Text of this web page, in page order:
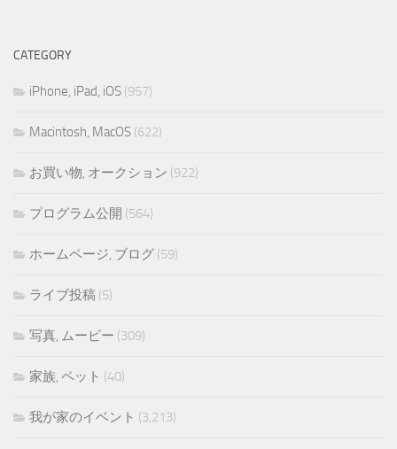
CATEGORY
iPhone, iPad, iOS (957)
Macintosh, MacOS (622)
お買い物, オークション (922)
プログラム公開 (564)
ホームページ, ブログ (59)
ライブ投稿 (5)
写真, ムービー (309)
家族, ペット (40)
我が家のイベント (3,213)